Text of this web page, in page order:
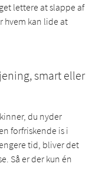
lettere at slappe af
hvem kan lide at
smart eller
du nyder
forfriskende is i
tid, bliver det
Så er der kun én